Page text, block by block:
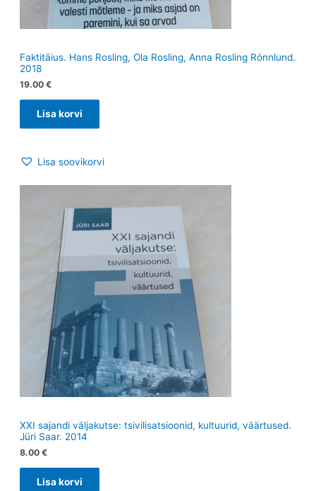
Faktitäius. Hans Rosling, Ola Rosling, Anna Rosling Rönnlund.
2018
19.00 €
Lisa korvi
Lisa soovikorvi
XXI sajandi väljakutse: tsivilisatsioonid, kultuurid, väärtused.
Jüri Saar. 2014
8.00 €
Lisa korvi